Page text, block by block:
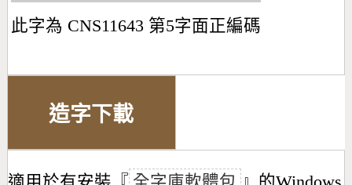
此字為 CNS11643 第5字面正編碼
造字下載